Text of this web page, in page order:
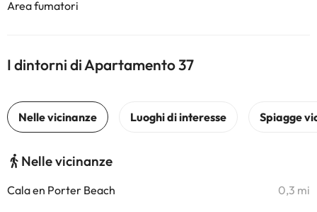
Area fumatori
I dintorni di Apartamento 37
Nelle vicinanze
Cala en Porter Beach 0,3 mi